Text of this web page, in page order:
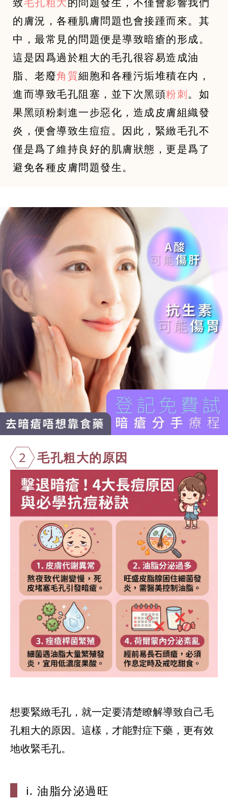
的膚況，各種肌膚問題也會接踵而來。其
中，最常見的問題便是導致暗瘡的形成。
這是因爲過於粗大的毛孔很容易造成油
脂、老廢角質細胞和各種污垢堆積在内，
進而導致毛孔阻塞，並下次黑頭粉刺。如
果黑頭粉刺進一步惡化，造成皮膚組織發
炎，便會導致生痘痘。因此，緊緻毛孔不
僅是爲了維持良好的肌膚狀態，更是爲了
避免各種皮膚問題發生。
2 毛孔粗大的原因
想要緊緻毛孔，就一定要清楚瞭解導致自己毛
孔粗大的原因。這樣，才能對症下藥，更有效
地收緊毛孔。
i. 油脂分泌過旺